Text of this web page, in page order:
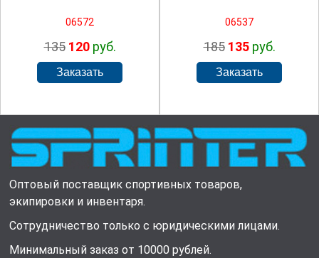
06572
135 120руб.
06537
185 135руб.
Оптовый поставщик спортивных товаров,
экипировки и инвентаря.
Сотрудничество только с юридическими лицами.
Минимальный заказ от 10000 рублей.